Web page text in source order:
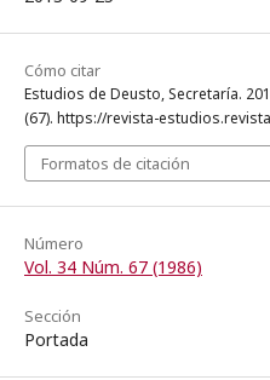
Cómo citar
Estudios de Deusto, Secretaría.
(67). https://revista-
Formatos de citación
Número
Vol. 34 Núm. 67 (1986)
Sección
Portada